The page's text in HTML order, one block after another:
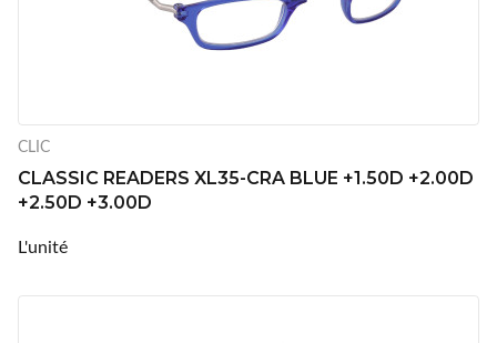
CLIC
CLASSIC READERS XL35-CRA BLUE +1.50D +2.00D
+2.50D +3.00D
L'unité